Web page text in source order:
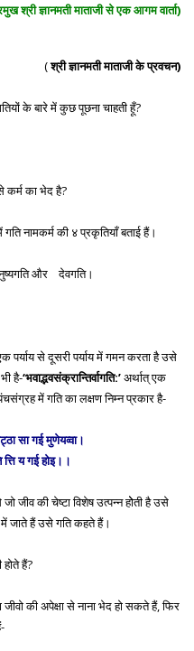
श्री ज्ञानमती माताजी से एक आगम वार्ता)
(श्री ज्ञानमती माताजी के प्रवचन)
के बारे में कुछ पूछना चाहती हूँ?
कर्म का भेद है?
नामकर्म की ४ प्रकृतियाँ बताई हैं।
और देवगति।
से दूसरी पर्याय में गमन करता है उसे
है-‘भवाद्भवसंक्रान्तिर्वागति:’अर्थात् एक
में गति का लक्षण निम्न प्रकार है-
सा गई मुणेयव्वा।
य गई होइ।।
जीव की चेष्टा विशेष उत्पन्न होेती है उसे
में जाते हैं उसे गति कहते हैं।
हैं?
जीवो की अपेक्षा से नाना भेद हो सकते हैं, फिर